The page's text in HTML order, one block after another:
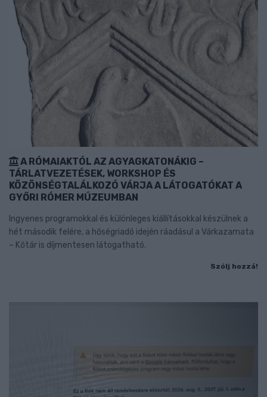
A RÓMAIAKTÓL AZ AGYAGKATONÁKIG –
TÁRLATVEZETÉSEK, WORKSHOP ÉS
KÖZÖNSÉGTALÁLKOZÓ VÁRJA A LÁTOGATÓKAT A
GYŐRI RÓMER MÚZEUMBAN
Ingyenes programokkal és különleges kiállításokkal készülnek a
hét második felére, a hőségriadó idején ráadásul a Várkazamata
– Kőtár is díjmentesen látogatható.
Szólj hozzá!